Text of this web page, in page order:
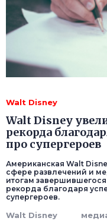
Walt Disney
Walt Disney
рекорда
про супергероев
Американская Walt
сфере развлечений и
итогам
рекорда благодаря
супергероев.
Walt Disney